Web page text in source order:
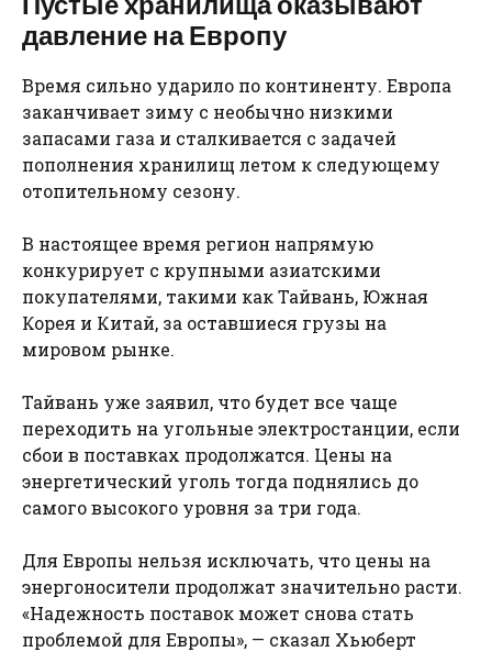
давление на Европу
Время сильно ударило по континенту. Европа
заканчивает зиму с необычно низкими
запасами газа и сталкивается с задачей
пополнения хранилищ летом к следующему
отопительному сезону.
В настоящее время регион напрямую
конкурирует с крупными азиатскими
покупателями, такими как Тайвань, Южная
Корея и Китай, за оставшиеся грузы на
мировом рынке.
Тайвань уже заявил, что будет все чаще
переходить на угольные электростанции, если
сбои в поставках продолжатся. Цены на
энергетический уголь тогда поднялись до
самого высокого уровня за три года.
Для Европы нельзя исключать, что цены на
энергоносители продолжат значительно расти.
«Надежность поставок может снова стать
проблемой для Европы», — сказал Хьюберт